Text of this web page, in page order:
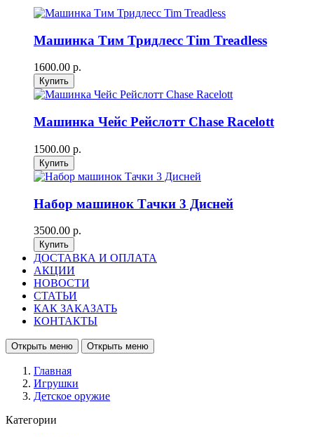
Машинка Тим Тридлесс Tim Treadless
1600.00 р.
Машинка Чейс Рейслотт Chase Racelott
1500.00 р.
Набор машинок Тачки 3 Дисней
3500.00 р.
ДОСТАВКА И ОПЛАТА
АКЦИИ
НОВОСТИ
СТАТЬИ
КАК ЗАКАЗАТЬ
КОНТАКТЫ
Открыть меню Открыть меню
Главная
Игрушки
Детское оружие
Категории